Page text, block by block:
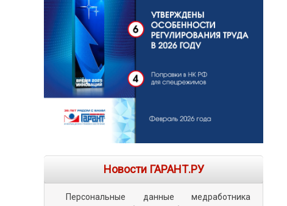
Новости ГАРАНТ.РУ
Персональные данные медработника